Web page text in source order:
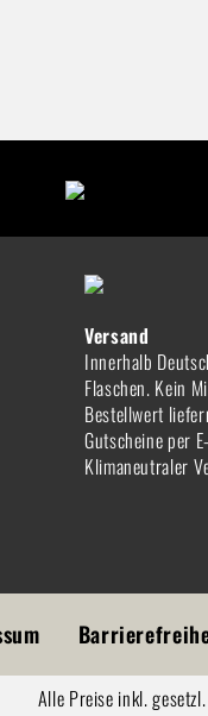
Versand
Innerhalb
Flaschen. Kein
Bestellwert
Gutscheine per
Klimaneutraler
Alle Preise inkl.